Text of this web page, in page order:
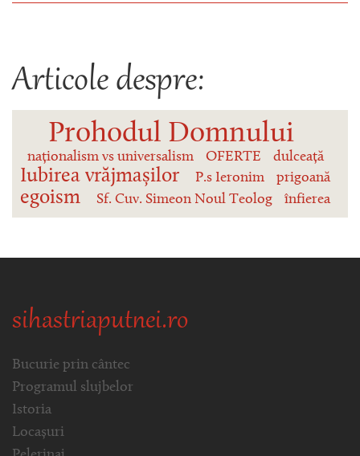
Articole despre:
Prohodul Domnului
naționalism vs universalism OFERTE dulceață
Iubirea vrăjmașilor P.s Ieronim prigoană
egoism Sf. Cuv. Simeon Noul Teolog înfierea
sihastriaputnei.ro
Bucurie prin cântec
Programul slujbelor
Istoria
Locașuri